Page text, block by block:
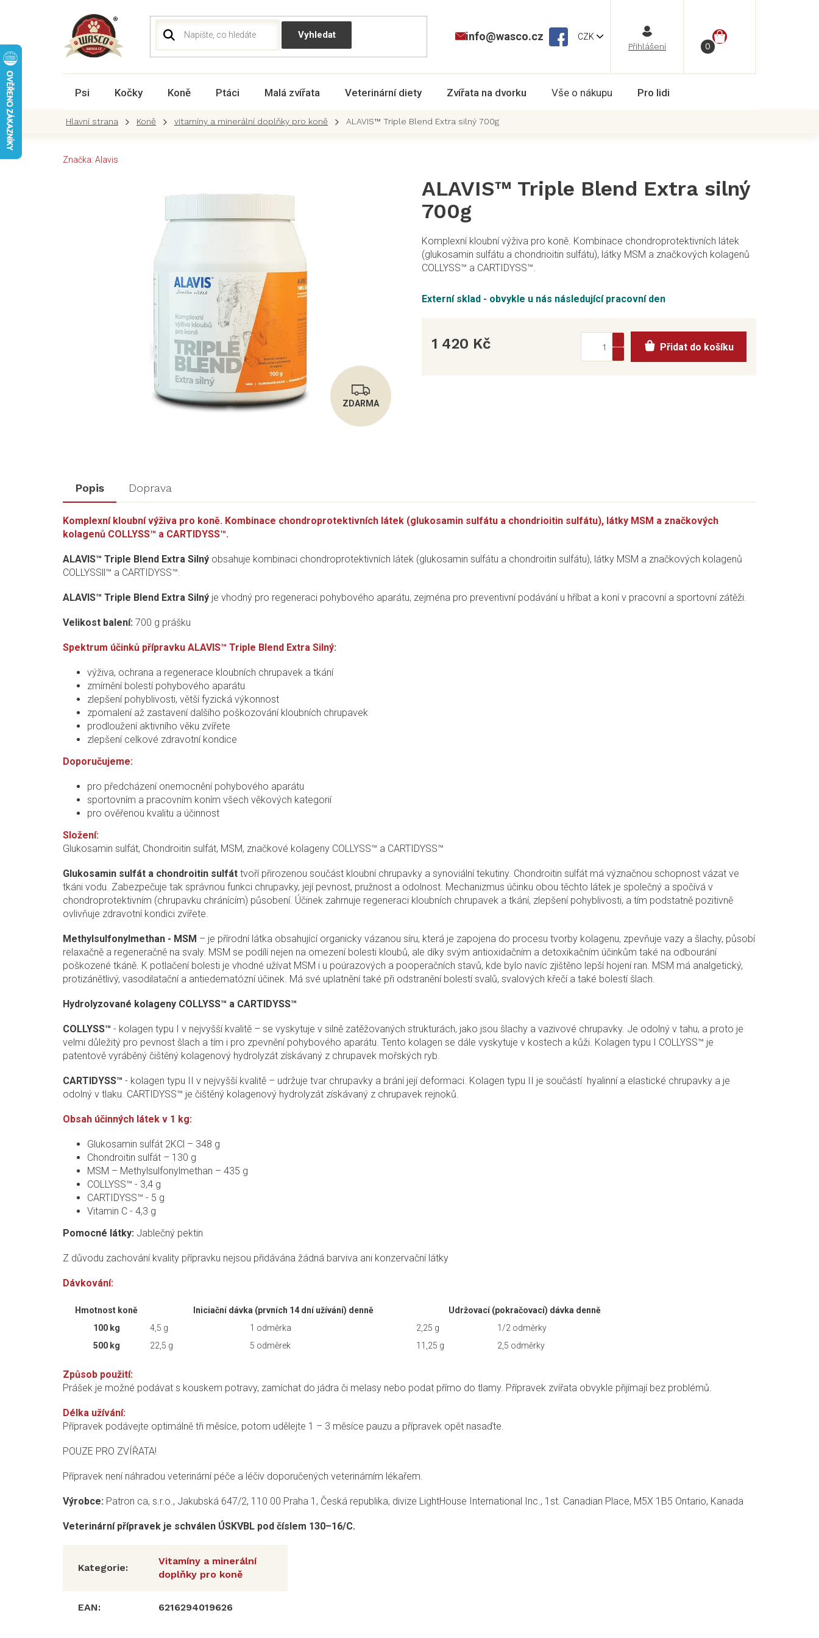
CZK
NÁKUPNÍ
info@wasco.cz
Psi Kočky Koně Ptáci Malá zvířata Veterinární diety Zvířata na dvorku Vše o nákupu Pro lidi
Koně vitamíny a minerální doplňky pro koně ALAVIS™ Triple Blend Extra silný 700g
Značka: Alavis
Z
A
R
M
ZDARMA
Externí sklad - obvykle u nás následující pracovní den
Komplexní kloubní výživa pro koně. Kombinace chondroprotektivních látek
(glukosamin sulfátu a chondrioitin sulfátu), látky MSM a značkových kolagenů
COLLYSS™ a CARTIDYSS™.
ALAVIS™ Triple Blend Extra silný
700g
1 420 Kč Přidat do košíku
Popis Doprava
Komplexní kloubní výživa pro koně. Kombinace chondroprotektivních látek (glukosamin sulfátu a chondrioitin sulfátu), látky MSM a značkových
kolagenů COLLYSS™ a CARTIDYSS™.
ALAVIS™ Triple Blend Extra Silný obsahuje kombinaci chondroprotek­tivních látek (glukosamin sulfátu a chondroitin sulfátu), látky MSM a značkových kolagenů
COLLYSSll™ a CARTIDYSS™
ALAVIS™ Triple Blend Extra Silný je vhodný pro regeneraci pohybového aparátu, zejména pro preventivní podávání u hříbat a koní v pracovní a sportovní zátěži.
Velikost balení: 700 g prášku
Spektrum účinků přípravku ALAVIS™ Triple Blend Extra Silný:
výživa, ochrana a regenerace kloubních chrupavek a tkání
zmírnění bolestí pohybového aparátu
zlepšení pohyblivosti, větší fyzická výkonnost
zpomalení až zastavení dalšího poškozování kloubních chrupavek
prodloužení aktivního věku zvířete
zlepšení celkové zdravotní kondice
Doporučujeme:
pro předcházení onemocnění pohybového aparátu
sportovním a pracovním koním všech věkových kategorií
pro ověřenou kvalitu a účinnost
Složení:
Glukosamin sulfát, Chondroitin sulfát, MSM, značkové kolageny COLLYSS™ a CARTIDYSS™
Glukosamin sulfát a chondroitin sulfát tvoří přirozenou součást kloubní chrupavky a synoviální tekutiny. Chondroitin sulfát má význačnou schopnost vázat ve
tkáni vodu. Zabezpečuje tak správnou funkci chrupavky, její pevnost, pružnost a odolnost. Mechanizmus účinku obou těchto látek je společný a spočívá v
chondroprotektivním (chrupavku chránícím) působení. Účinek zahrnuje regeneraci kloubních chrupavek a tkání, zlepšení pohyblivosti, a tím podstatně pozitivně
ovlivňuje zdravotní kondici zvířete.
Methylsulfonylmethan - MSM – je přírodní látka obsahující organicky vázanou síru, která je zapojena do procesu tvorby kolagenu, zpevňuje vazy a šlachy, působí
relaxačně a regeneračně na svaly. MSM se podílí nejen na omezení bolesti kloubů, ale díky svým antioxidačním a detoxikačním účinkům také na odbourání
poškozené tkáně. K potlačení bolesti je vhodné užívat MSM i u poúrazových a pooperačních stavů, kde bylo navíc zjištěno lepší hojení ran. MSM má analgetický,
protizánětlivý, vasodilatační a antiedematózní účinek. Má své uplatnění také při odstranění bolestí svalů, svalových křečí a také bolestí šlach.
Hydrolyzované kolageny COLLYSS™ a CARTIDYSS™
COLLYSS™ - kolagen typu I v nejvyšší kvalitě – se vyskytuje v silně zatěžovaných strukturách, jako jsou šlachy a vazivové chrupavky. Je odolný v tahu, a proto je
velmi důležitý pro pevnost šlach a tím i pro zpevnění pohybového aparátu. Tento kolagen se dále vyskytuje v kostech a kůži. Kolagen typu I COLLYSS™ je
patentově vyráběný čištěný kolagenový hydrolyzát získávaný z chrupavek mořských ryb.
CARTIDYSS™ - kolagen typu II v nejvyšší kvalitě – udržuje tvar chrupavky a brání její deformaci. Kolagen typu II je součástí hyalinní a elastické chrupavky a je
odolný v tlaku. CARTIDYSS™ je čištěný kolagenový hydrolyzát získávaný z chrupavek rejnoků
Obsah účinných látek v 1 kg:
Glukosamin sulfát 2KCl – 348 g
Chondroitin sulfát – 130 g
MSM – Methylsulfonyl­methan – 435 g
COLLYSS™ - 3,4 g
CARTIDYSS™ - 5 g
Vitamin C - 4,3 g
Pomocné látky: Jablečný pektin
Z důvodu zachování kvality přípravku nejsou přidávána žádná barviva ani konzervační látky
Dávkování:
Hmotnost koně Iniciační dávka (prvních 14 dní užívání) denně
Udržovací (pokračovací) dávka denně
100 kg
4,5 g 1 odměrka 2,25 g
1/2 odměrky
500 kg
22,5 g 5 odměrek 11,25 g 2,5 odměrky
Způsob použití:
Prášek je možné podávat s kouskem potravy, zamíchat do jádra či melasy nebo podat přímo do tlamy. Přípravek zvířata obvykle přijímají bez problémů.
Délka užívání:
Přípravek podávejte optimálně tři měsíce, potom udělejte 1 – 3 měsíce pauzu a přípravek opět nasaďte.
POUZE PRO ZVÍŘATA!
Přípravek není náhradou veterinární péče a léčiv doporučených veterinárním lékařem.
Výrobce: Patron ca, s.r.o., Jakubská 647/2, 110 00 Praha 1, Česká republika, divize LightHouse International Inc., 1st. Canadian Place, M5X 1B5 Ontario, Kanada
Veterinární přípravek je schválen ÚSKVBL pod číslem 130–16/C.
Kategorie:
Vitamíny a minerální
doplňky pro koně
EAN: 6216294019626